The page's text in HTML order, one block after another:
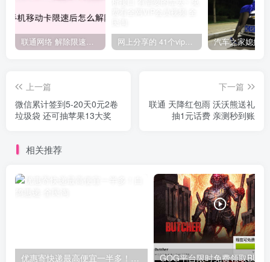
联通网络 解除限速方法参考！畅享、畅玩、老白干等及其它地区自测了 网上分享的 41个vip解析接口 有需要的拿去~ 免费看全网VIP会员视频
上一篇
微信累计签到5-20天0元2卷
垃圾袋 还可抽苹果13大奖
下一篇
联通 天降红包雨 沃沃熊送礼
抽1元话费 亲测秒到账
相关推荐